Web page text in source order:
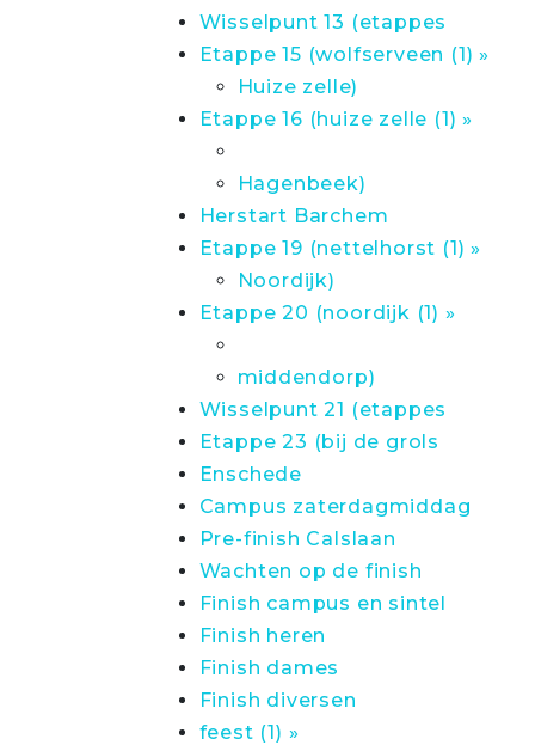
Wisselpunt 13 (etappes
Etappe 15 (wolfserveen (1) »
Huize zelle)
Etappe 16 (huize zelle (1) »
Hagenbeek)
Herstart Barchem
Etappe 19 (nettelhorst (1) »
Noordijk)
Etappe 20 (noordijk (1) »
middendorp)
Wisselpunt 21 (etappes
Etappe 23 (bij de grols
Enschede
Campus zaterdagmiddag
Pre-finish Calslaan
Wachten op de finish
Finish campus en sintel
Finish heren
Finish dames
Finish diversen
feest (1) »